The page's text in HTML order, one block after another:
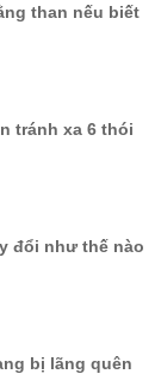
than nếu biết
tránh xa 6 thói
đổi như thế nào
bị lãng quên